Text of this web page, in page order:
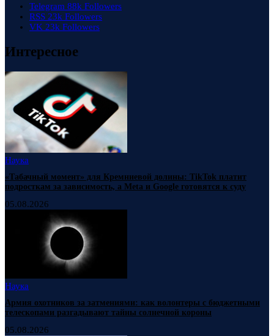
Telegram 88k Followers
RSS 23k Followers
VK 23k Followers
Интересное
Наука
«Табачный момент» для Кремниевой долины: TikTok платит
подросткам за зависимость, а Meta и Google готовятся к суду
05.08.2026
Наука
Армия охотников за затмениями: как волонтеры с бюджетными
телескопами разгадывают тайны солнечной короны
05.08.2026